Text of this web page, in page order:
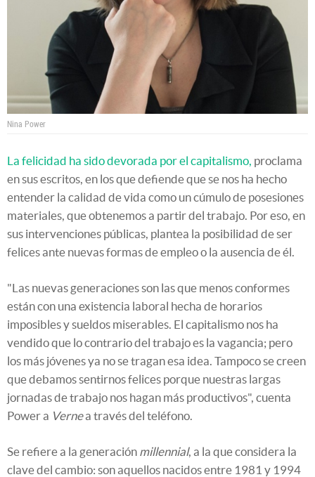
Nina Power
La felicidad ha sido devorada por el capitalismo, proclama
en sus escritos, en los que defiende que se nos ha hecho
entender la calidad de vida como un cúmulo de posesiones
materiales, que obtenemos a partir del trabajo. Por eso, en
sus intervenciones públicas, plantea la posibilidad de ser
felices ante nuevas formas de empleo o la ausencia de él.
"Las nuevas generaciones son las que menos conformes
están con una existencia laboral hecha de horarios
imposibles y sueldos miserables. El capitalismo nos ha
vendido que lo contrario del trabajo es la vagancia; pero
los más jóvenes ya no se tragan esa idea. Tampoco se creen
que debamos sentirnos felices porque nuestras largas
jornadas de trabajo nos hagan más productivos", cuenta
Power a Vernea través del teléfono.
Se refiere a la generación millennial, a la que considera la
clave del cambio: son aquellos nacidos entre 1981 y 1994